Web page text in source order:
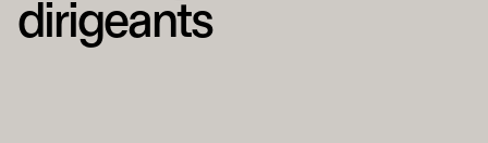
dirigeants